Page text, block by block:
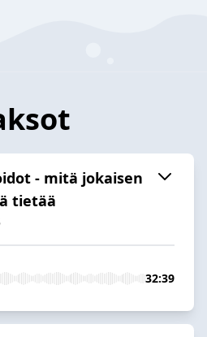
- mitä jokaisen
tietää
32:39